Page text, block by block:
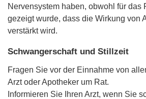
Nervensystem haben, obwohl für das
gezeigt wurde, dass die Wirkung von
verstärkt wird.
Schwangerschaft und Stillzeit
Fragen Sie vor der Einnahme von
Arzt oder Apotheker um Rat.
Informieren Sie Ihren Arzt, wenn Sie